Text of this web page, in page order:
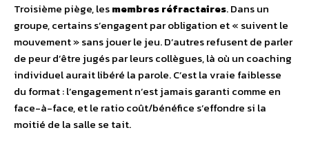
Troisième piège, lesmembres réfractaires. Dans un
groupe, certains s’engagent par obligation et « suivent le
mouvement » sans jouer le jeu. D’autres refusent de parler
de peur d’être jugés par leurs collègues, là où un coaching
individuel aurait libéré la parole. C’est la vraie faiblesse
du format : l’engagement n’est jamais garanti comme en
face-à-face, et le ratio coût/bénéfice s’effondre si la
moitié de la salle se tait.